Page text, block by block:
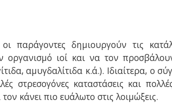
παράγοντες δημιουργούν τις
οργανισμό ιοί και να τον
αμυγδαλίτιδα κ.ά.). Ιδιαίτερα, ο
στρεσογόνες καταστάσεις και
κάνει πιο ευάλωτο στις λοιμώξεις.